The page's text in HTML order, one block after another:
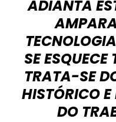
ADIANTA
SE
TRATA-SE
HISTÓRICO
DO